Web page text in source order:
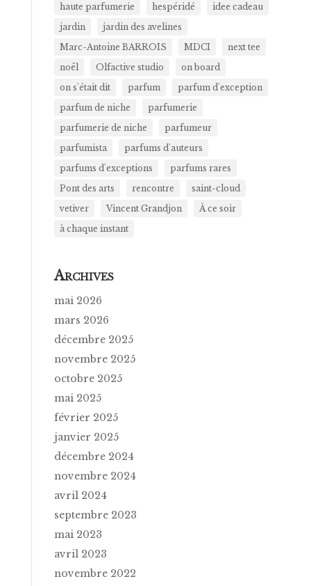
haute parfumerie
hespéridé
idee cadeau
jardin
jardin des avelines
Marc-Antoine BARROIS
MDCI
next tee
noël
Olfactive studio
on board
on s'était dit
parfum
parfum d'exception
parfum de niche
parfumerie
parfumerie de niche
parfumeur
parfumista
parfums d'auteurs
parfums d'exceptions
parfums rares
Pont des arts
rencontre
saint-cloud
vetiver
Vincent Grandjon
À ce soir
à chaque instant
ARCHIVES
mai 2026
mars 2026
décembre 2025
novembre 2025
octobre 2025
mai 2025
février 2025
janvier 2025
décembre 2024
novembre 2024
avril 2024
septembre 2023
mai 2023
avril 2023
novembre 2022